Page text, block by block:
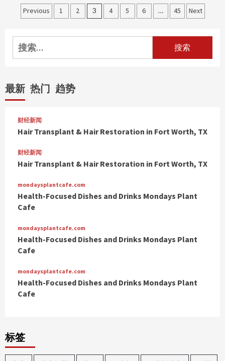
文
分
页
Previous 1 2 3 4 5 6 … 45 Next
搜
索：
最新 热门 趋势
财经新闻
Hair Transplant & Hair Restoration in Fort Worth, TX
财经新闻
Hair Transplant & Hair Restoration in Fort Worth, TX
mondaysplantcafe.com
Health-Focused Dishes and Drinks Mondays Plant
Cafe
mondaysplantcafe.com
Health-Focused Dishes and Drinks Mondays Plant
Cafe
mondaysplantcafe.com
Health-Focused Dishes and Drinks Mondays Plant
Cafe
标签